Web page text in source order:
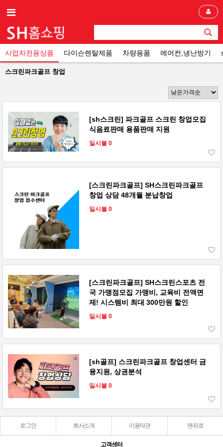
사업자전용상품 다이슨렌탈제품 차량용품 에어컨,냉난방기
스크린파크골프 창업
[sh스크린] 파크골프 스크린 창업모집
식음료판매 용품판매 지원
일시불 0
[스크린파크골프] SH스크린파크골프
창업 상담 48개월 분납창업
일시불 0
[스크린파크골프] SH스크린스포츠 전
국 가맹점모집 가맹비, 교육비 전액면
제! 시스템비 최대 300만원 할인
일시불 0
[sh골프] 스크린파크골프 창업센터 금
융지원, 상권분석
일시불 0
로그인 회사소개 이용약관 맨위로
고객센터